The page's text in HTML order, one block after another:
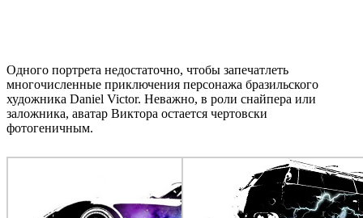
Одного портрета недостаточно, чтобы запечатлеть
многочисленные приключения персонажа бразильского
художника Daniel Victor. Неважно, в роли снайпера или
заложника, аватар Виктора остается чертовски
фотогеничным.